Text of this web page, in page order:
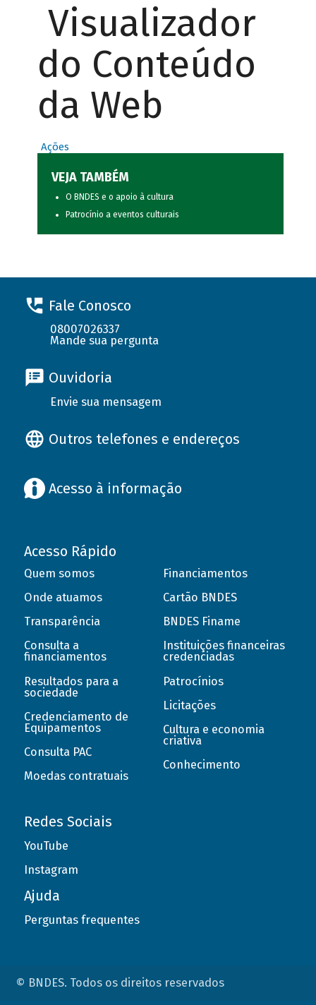
Visualizador
do Conteúdo
da Web
Ações
VEJA TAMBÉM
O BNDES e o apoio à cultura
Patrocínio a eventos culturais
Fale Conosco
08007026337
Mande sua pergunta
Ouvidoria
Envie sua mensagem
Outros telefones e endereços
Acesso à informação
Acesso Rápido
Quem somos
Onde atuamos
Transparência
Consulta a
financiamentos
Resultados para a
sociedade
Credenciamento de
Equipamentos
Consulta PAC
Moedas contratuais
Financiamentos
Cartão BNDES
BNDES Finame
Instituições financeiras
credenciadas
Patrocínios
Licitações
Cultura e economia
criativa
Conhecimento
Redes Sociais
YouTube
Instagram
Ajuda
Perguntas frequentes
© BNDES. Todos os direitos reservados